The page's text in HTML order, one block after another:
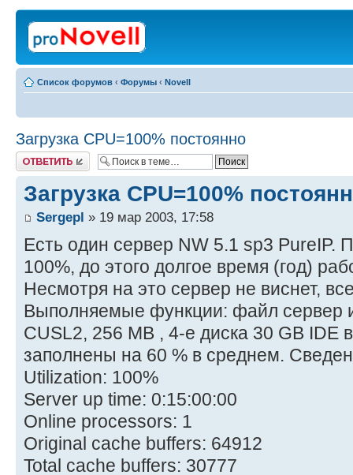
Список форумов ‹ Форумы ‹ Novell
Загрузка CPU=100% постоянно
Ответить
Загрузка CPU=100%
Sergepl » 19 мар 2003, 17:58
Есть один сервер NW 5.1 sp3 PureIP.
100%, до этого долгое время (год)
Несмотря на это сервер не виснет,
Выполняемые функции: файл сервер
CUSL2, 256 MB , 4-е диска 30 GB IDE
заполнены на 60 % в среднем.
Utilization: 100%
Server up time: 0:15:00:00
Online processors: 1
Original cache buffers: 64912
Total cache buffers: 30777